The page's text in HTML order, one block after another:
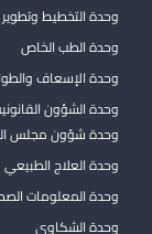
وحدة التخطيط وتطوير
وحدة الطب الخاص
وحدة الإسعاف
وحدة الشؤون
وحدة شؤون مجلس
وحدة العلاج الطبيعي
وحدة المعلومات
وحدة الشكاوي